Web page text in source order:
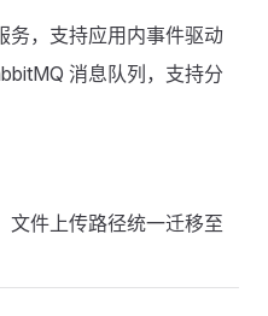
务，支持应用内事件驱动
消息队列，支持分
文件上传路径统一迁移至